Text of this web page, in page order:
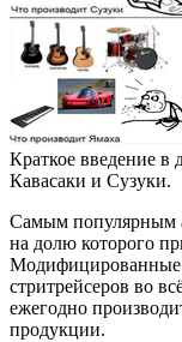
Краткое введение
Кавасаки и Сузуки.
Самым популярным
на долю которого
стритрейсеров во
ежегодно
продукции.